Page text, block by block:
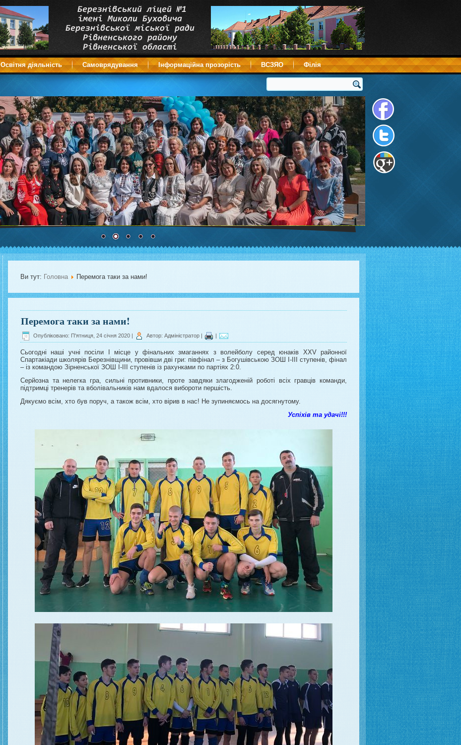
Освітня діяльність Самоврядування Інформаційна прозорість ВСЗЯО Філія
Ви тут: Головна Перемога таки за нами!
Перемога таки за нами!
Опубліковано: П'ятниця, 24 січня 2020 | Автор: Адміністратор | |
Сьогодні наші учні посіли І місце у фінальних змаганнях з волейболу серед юнаків XXV районної
Спартакіади школярів Березнівщини, провівши дві гри: півфінал – з Богушівською ЗОШ І-ІІІ ступенів, фінал
– із командою Зірненської ЗОШ І-ІІІ ступенів із рахунками по партіях 2:0.
Серйозна та нелегка гра, сильні противники, проте завдяки злагодженій роботі всіх гравців команди,
підтримці тренерів та вболівальників нам вдалося вибороти першість.
Дякуємо всім, хто був поруч, а також всім, хто вірив в нас! Не зупиняємось на досягнутому.
Успіхів та удачі!!!